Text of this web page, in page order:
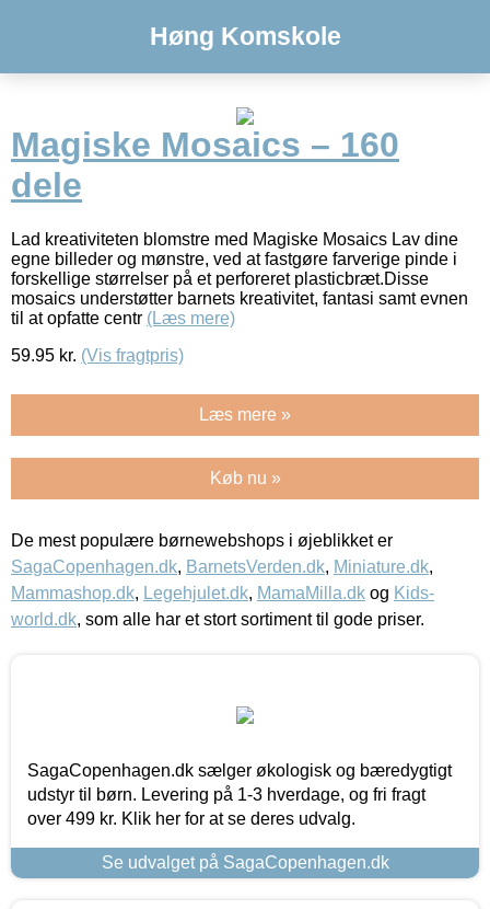
Høng Komskole
Magiske Mosaics – 160
dele
Lad kreativiteten blomstre med Magiske Mosaics Lav dine
egne billeder og mønstre, ved at fastgøre farverige pinde i
forskellige størrelser på et perforeret plasticbræt.Disse
mosaics understøtter barnets kreativitet, fantasi samt evnen
til at opfatte centr (Læs mere)
59.95 kr. (Vis fragtpris)
Læs mere »
Køb nu »
De mest populære børnewebshops i øjeblikket er
SagaCopenhagen.dk, BarnetsVerden.dk, Miniature.dk,
Mammashop.dk, Legehjulet.dk, MamaMilla.dk og Kids-
world.dk, som alle har et stort sortiment til gode priser.
SagaCopenhagen.dk sælger økologisk og bæredygtigt
udstyr til børn. Levering på 1-3 hverdage, og fri fragt
over 499 kr. Klik her for at se deres udvalg.
Se udvalget på SagaCopenhagen.dk